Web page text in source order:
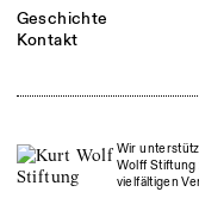
Geschichte
Kontakt
Wir
Wolff
vielfältigen